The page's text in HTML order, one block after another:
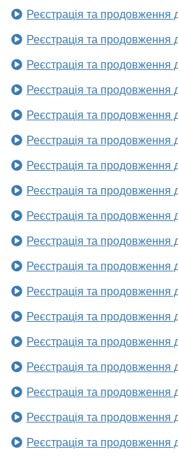
Реєстрація та продовження
Реєстрація та продовження
Реєстрація та продовження
Реєстрація та продовження
Реєстрація та продовження
Реєстрація та продовження
Реєстрація та продовження
Реєстрація та продовження
Реєстрація та продовження
Реєстрація та продовження
Реєстрація та продовження
Реєстрація та продовження
Реєстрація та продовження
Реєстрація та продовження
Реєстрація та продовження
Реєстрація та продовження
Реєстрація та продовження
Реєстрація та продовження